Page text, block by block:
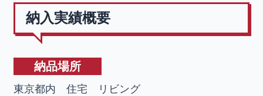
納入実績概要
納品場所
東京都内 住宅 リビング